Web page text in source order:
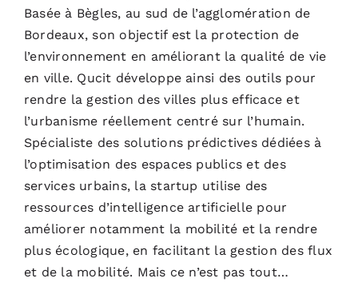
Basée à Bègles, au sud de l’agglomération de
Bordeaux, son objectif est la protection de
l’environnement en améliorant la qualité de vie
en ville. Qucit développe ainsi des outils pour
rendre la gestion des villes plus efficace et
l’urbanisme réellement centré sur l’humain.
Spécialiste des solutions prédictives dédiées à
l’optimisation des espaces publics et des
services urbains, la startup utilise des
ressources d’intelligence artificielle pour
améliorer notamment la mobilité et la rendre
plus écologique, en facilitant la gestion des flux
et de la mobilité. Mais ce n’est pas tout…